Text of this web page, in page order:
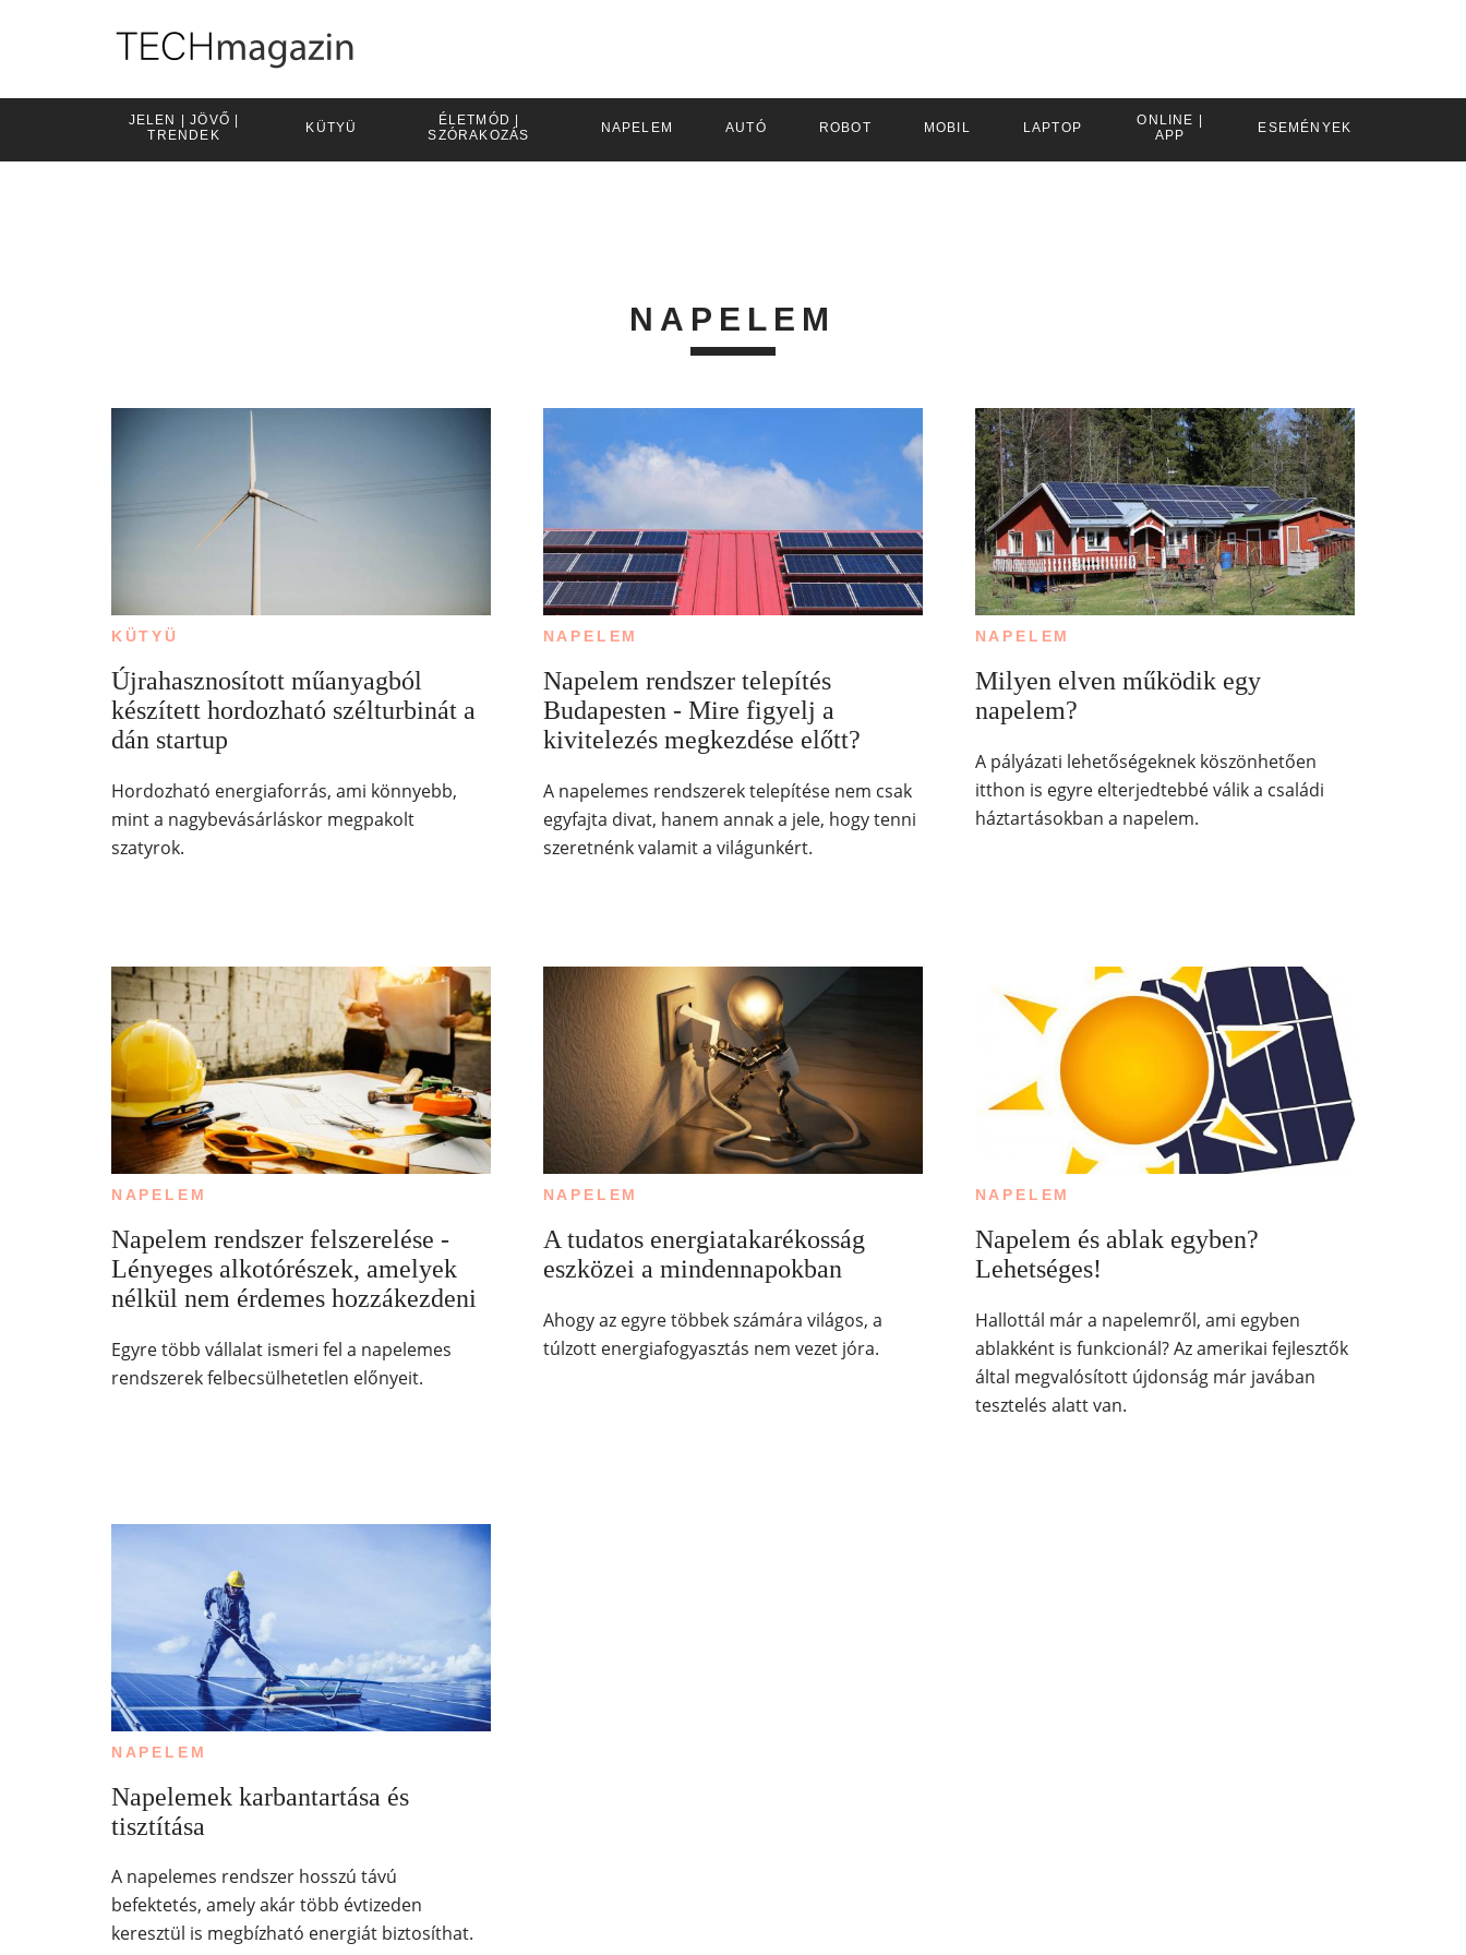
JELEN | JÖVŐ |
TRENDEK
KÜTYÜ
ÉLETMÓD |
SZÓRAKOZÁS
NAPELEM AUTÓ ROBOT MOBIL LAPTOP
ONLINE |
APP
ESEMÉNYEK
NAPELEM
KÜTYÜ
Újrahasznosított műanyagból
készített hordozható szélturbinát a
dán startup
Hordozható energiaforrás, ami könnyebb,
mint a nagybevásárláskor megpakolt
szatyrok.
NAPELEM
Napelem rendszer telepítés
Budapesten - Mire figyelj a
kivitelezés megkezdése előtt?
A napelemes rendszerek telepítése nem csak
egyfajta divat, hanem annak a jele, hogy tenni
szeretnénk valamit a világunkért.
NAPELEM
Milyen elven működik egy
napelem?
A pályázati lehetőségeknek köszönhetően
itthon is egyre elterjedtebbé válik a családi
háztartásokban a napelem.
NAPELEM
Napelem rendszer felszerelése -
Lényeges alkotórészek, amelyek
nélkül nem érdemes hozzákezdeni
Egyre több vállalat ismeri fel a napelemes
rendszerek felbecsülhetetlen előnyeit.
NAPELEM
A tudatos energiatakarékosság
eszközei a mindennapokban
Ahogy az egyre többek számára világos, a
túlzott energiafogyasztás nem vezet jóra.
NAPELEM
Napelem és ablak egyben?
Lehetséges!
Hallottál már a napelemről, ami egyben
ablakként is funkcionál? Az amerikai fejlesztők
által megvalósított újdonság már javában
tesztelés alatt van.
NAPELEM
Napelemek karbantartása és
tisztítása
A napelemes rendszer hosszú távú
befektetés, amely akár több évtizeden
keresztül is megbízható energiát biztosíthat.